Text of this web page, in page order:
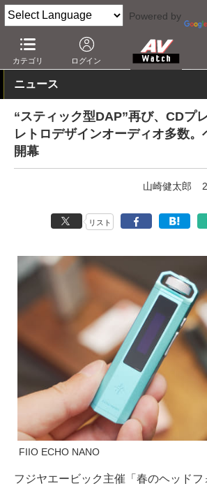
Powered by
カテゴリ ログイン
AV Watch イベント ヘッドフォン祭
ニュース
“スティック型DAP”再び、CDプ
レトロデザインオーディオ多数。
開幕
山崎健太郎
リスト
FIIO ECHO NANO
フジヤエービック主催「春のヘッド